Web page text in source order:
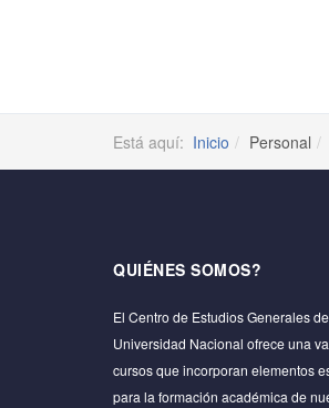
Está aquí: Inicio Personal
QUIÉNES SOMOS?
El Centro de Estudios Generales
Universidad Nacional ofrece una
cursos que incorporan elementos
para la formación académica de